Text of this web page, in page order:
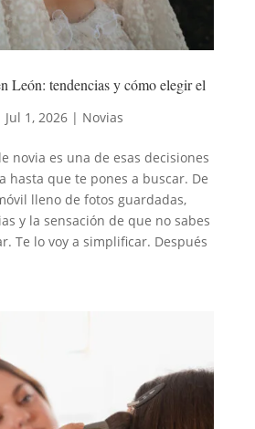
León: tendencias y cómo elegir el
Jul 1, 2026| Novias
novia es una de esas decisiones
hasta que te pones a buscar. De
lleno de fotos guardadas,
y la sensación de que no sabes
Te lo voy a simplificar. Después